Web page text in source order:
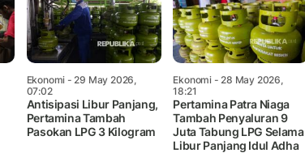
Ekonomi - 29 May 2026,
07:02
Antisipasi Libur Panjang,
Pertamina Tambah
Pasokan LPG 3 Kilogram
Ekonomi- 28 May 2026,
18:21
Pertamina Patra Niaga
Tambah Penyaluran 9
Juta Tabung LPG Selama
Libur Panjang Idul Adha